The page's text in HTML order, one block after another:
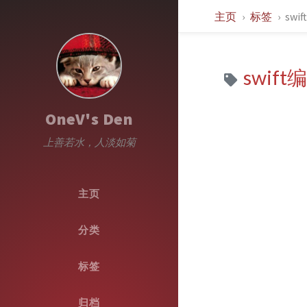
OneV's Den
上善若水，人淡如菊
主页
分类
标签
归档
主页 标签
swift